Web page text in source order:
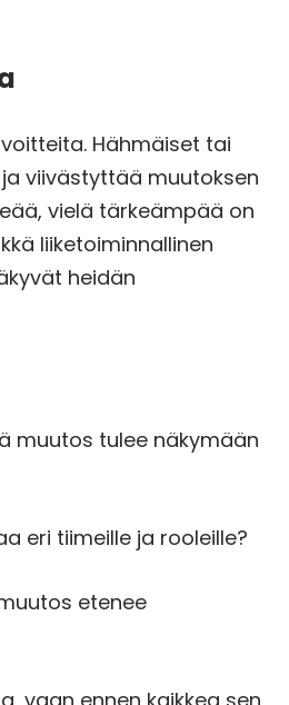
Hähmäiset tai
viivästyttää muutoksen
vielä tärkeämpää on
liiketoiminnallinen
heidän
muutos tulee näkymään
eri tiimeille ja rooleille?
etenee